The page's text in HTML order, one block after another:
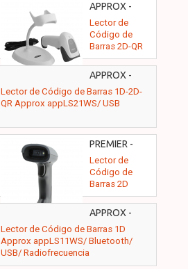
APPROX -
APPLS22WH
Lector de
Código de
Barras 2D-QR
Approx
appLS22WH/
USB
APPROX -
APPLS21WS
Lector de Código de Barras 1D-2D-
QR Approx appLS21WS/ USB
PREMIER -
ILM2DUSBBST1
Lector de
Código de
Barras 2D
Premier MS3-
2D/ USB
APPROX -
APPLS11WS
Lector de Código de Barras 1D
Approx appLS11WS/ Bluetooth/
USB/ Radiofrecuencia